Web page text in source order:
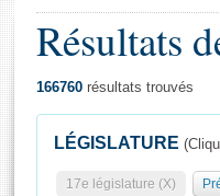
Général
Résultats
166760 résultats trouvés
LÉGISLATURE
17e législature (X)